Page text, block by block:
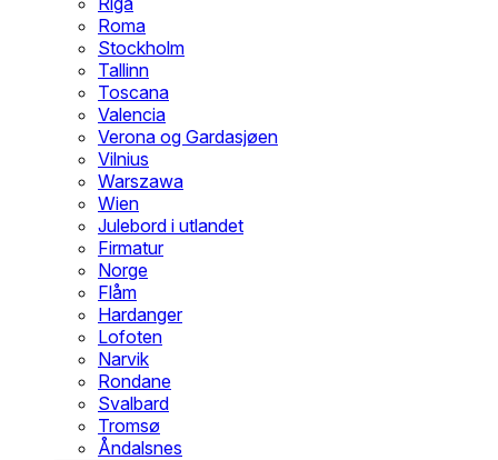
Roma
Stockholm
Tallinn
Toscana
Valencia
Verona og Gardasjøen
Vilnius
Warszawa
Wien
Julebord i utlandet
Firmatur
Norge
Flåm
Hardanger
Lofoten
Narvik
Rondane
Svalbard
Tromsø
Åndalsnes